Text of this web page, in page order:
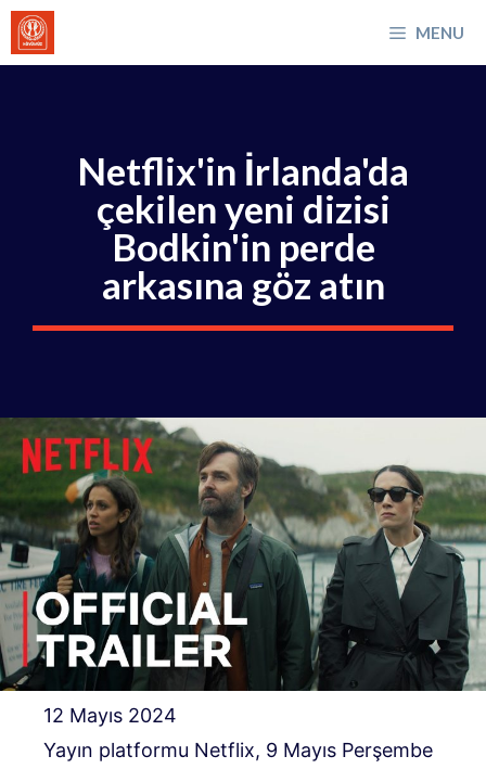
İçeriğe
atla
MENU
Netflix'in İrlanda'da
çekilen yeni dizisi
Bodkin'in perde
arkasına göz atın
12 Mayıs 2024
Yayın platformu Netflix, 9 Mayıs Perşembe